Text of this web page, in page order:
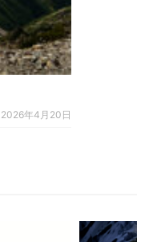
2026年4月20日